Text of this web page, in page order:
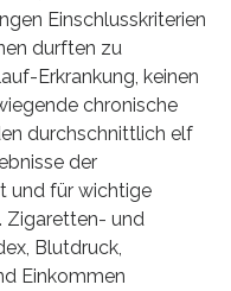
Einschlusskriterien
durften zu
Erkrankung, keinen
chronische
durchschnittlich elf
der
und für wichtige
Zigaretten- und
Blutdruck,
Einkommen